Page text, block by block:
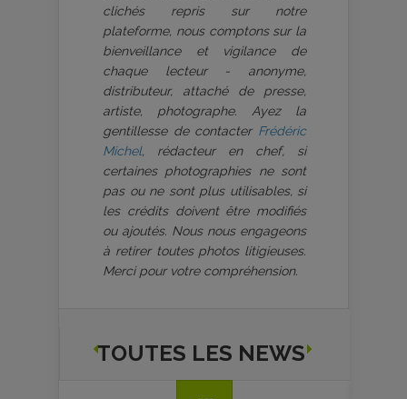
clichés repris sur notre
plateforme, nous comptons sur la
bienveillance et vigilance de
chaque lecteur - anonyme,
distributeur, attaché de presse,
artiste, photographe. Ayez la
gentillesse de contacter Frédéric
Michel, rédacteur en chef, si
certaines photographies ne sont
pas ou ne sont plus utilisables, si
les crédits doivent être modifiés
ou ajoutés. Nous nous engageons
à retirer toutes photos litigieuses.
Merci pour votre compréhension.
TOUTES LES NEWS